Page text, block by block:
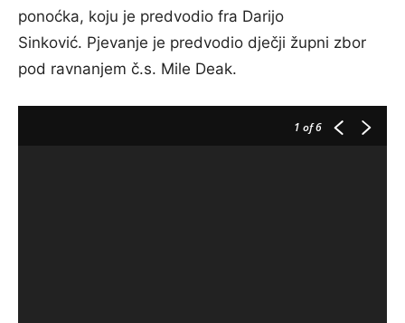
ponoćka, koju je predvodio fra Darijo
Sinković. Pjevanje je predvodio dječji župni zbor
pod ravnanjem č.s. Mile Deak.
1 of 6